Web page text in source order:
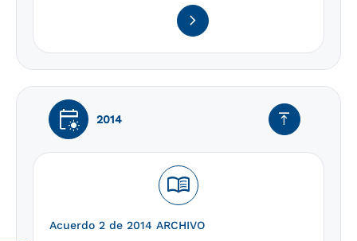
navigate_next
early_on 2014 vertical_align_top
menu_book
Acuerdo 2 de 2014 ARCHIVO